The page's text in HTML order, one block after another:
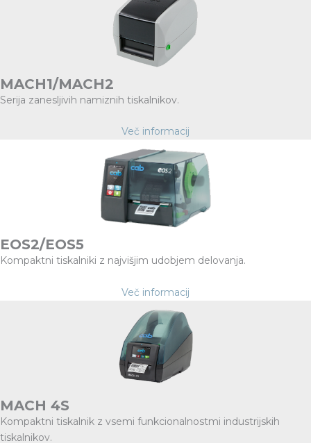
MACH1/MACH2
Serija zanesljivih namiznih tiskalnikov.
Več informacij
EOS2/EOS5
Kompaktni tiskalniki z najvišjim udobjem delovanja.
Več informacij
MACH 4S
Kompaktni tiskalnik z vsemi funkcionalnostmi industrijskih
tiskalnikov.